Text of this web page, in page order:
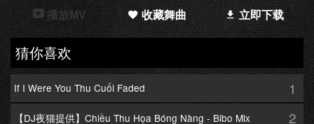
播放MV 收藏舞曲 立即下载
猜你喜欢
If I Were You Thu Cuối Faded 1
【DJ夜猫提供】Chiều Thu Họa Bóng Nàng - Bibo Mix 2